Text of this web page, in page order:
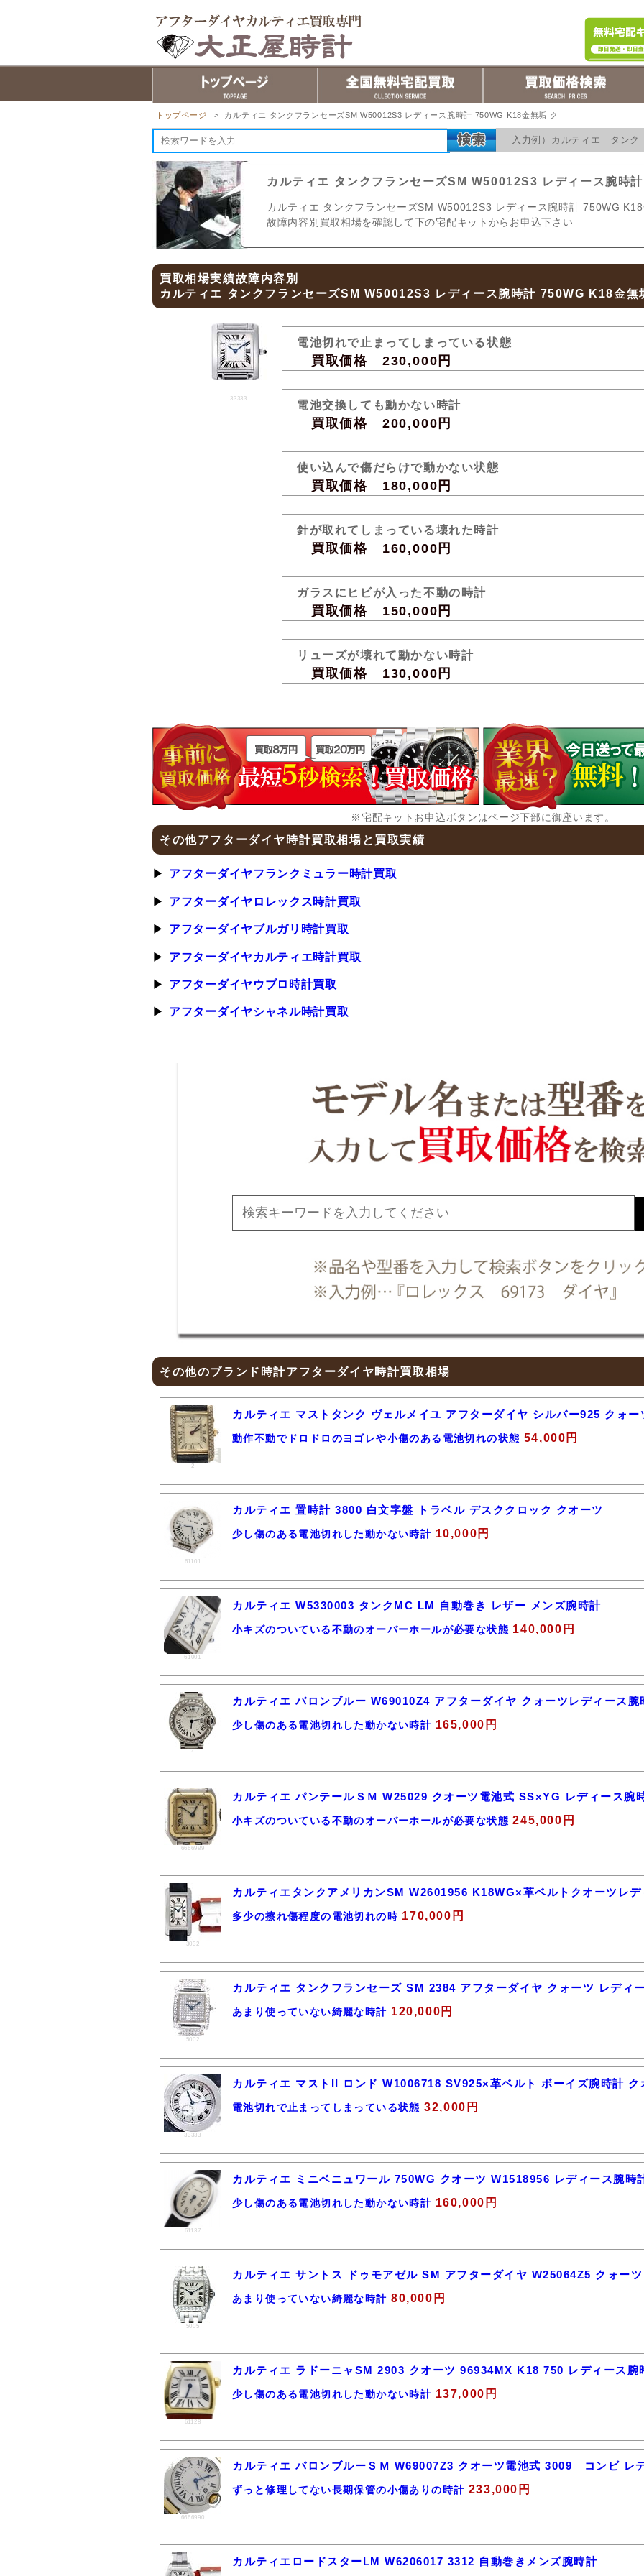
トップページ > カルティエ タンクフランセーズSM W50012S3 レディース腕時計 750WG K18金無垢 ク
入力例）カルティエ タン
カルティエ タンクフランセーズSM W50012S3 レディース腕時
カルティエ タンクフランセーズSM W50012S3 レディース腕時計 750WG
故障内容別買取相場を確認して下の宅配キットからお申込下さい
買取相場実績故障内容別
カルティエ タンクフランセーズSM W50012S3 レディース腕時計 750WG K18金無
33333
電池切れで止まってしまっている状態
買取価格 230,000円
電池交換しても動かない時計
買取価格 200,000円
使い込んで傷だらけで動かない状態
買取価格 180,000円
針が取れてしまっている壊れた時計
買取価格 160,000円
ガラスにヒビが入った不動の時計
買取価格 150,000円
リューズが壊れて動かない時計
買取価格 130,000円
※宅配キットお申込ボタンはページ下部に御座います。
その他アフターダイヤ時計買取相場と買取実績
アフターダイヤフランクミュラー時計買取
アフターダイヤロレックス時計買取
アフターダイヤブルガリ時計買取
アフターダイヤカルティエ時計買取
アフターダイヤウブロ時計買取
アフターダイヤシャネル時計買取
その他のブランド時計アフターダイヤ時計買取相場
2
カルティエ マストタンク ヴェルメイユ アフターダイヤ シルバー925 クォー
動作不動でドロドロのヨゴレや小傷のある電池切れの状態 54,000円
61101
カルティエ 置時計 3800 白文字盤 トラベル デスククロック クオーツ
少し傷のある電池切れした動かない時計 10,000円
61001
カルティエ W5330003 タンクMC LM 自動巻き レザー メンズ腕時計
小キズのついている不動のオーバーホールが必要な状態 140,000円
1
カルティエ バロンブルー W69010Z4 アフターダイヤ クォーツレディース腕
少し傷のある電池切れした動かない時計 165,000円
6666989
カルティエ パンテールＳＭ W25029 クオーツ電池式 SS×YG レディース腕
小キズのついている不動のオーバーホールが必要な状態 245,000円
3032
カルティエタンクアメリカンSM W2601956 K18WG×革ベルトクオーツレ
多少の擦れ傷程度の電池切れの時 170,000円
5002
カルティエ タンクフランセーズ SM 2384 アフターダイヤ クォーツ レディ
あまり使っていない綺麗な時計 120,000円
33333
カルティエ マストII ロンド W1006718 SV925×革ベルト ボーイズ腕時計 ク
電池切れで止まってしまっている状態 32,000円
61137
カルティエ ミニベニュワール 750WG クオーツ W1518956 レディース腕時
少し傷のある電池切れした動かない時計 160,000円
5005
カルティエ サントス ドゥモアゼル SM アフターダイヤ W25064Z5 クォー
あまり使っていない綺麗な時計 80,000円
61128
カルティエ ラドーニャSM 2903 クオーツ 96934MX K18 750 レディース腕
少し傷のある電池切れした動かない時計 137,000円
6666990
カルティエ バロンブルーＳＭ W69007Z3 クオーツ電池式 3009 コンビ レ
ずっと修理してない長期保管の小傷ありの時計 233,000円
カルティエロードスターLM W6206017 3312 自動巻きメンズ腕時計